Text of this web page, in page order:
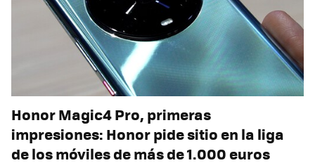
Honor Magic4 Pro, primeras
impresiones: Honor pide sitio en la liga
de los móviles de más de 1.000 euros